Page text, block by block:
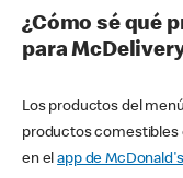
¿Cómo sé qué
para
Los productos del
productos comestibles
en elapp de McDonald's